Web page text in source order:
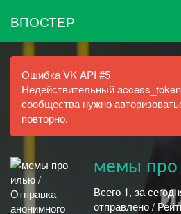
ВПОСТЕР
Ошибка VK API #5
Недействительный
сообщества нужно
повторно.
мемы про
Всего 1, за
отправлено /